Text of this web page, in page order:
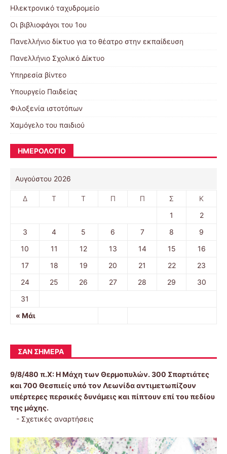
Ηλεκτρονικό ταχυδρομείο
Οι βιβλιοφάγοι του 1ου
Πανελλήνιο δίκτυο για το θέατρο στην εκπαίδευση
Πανελλήνιο Σχολικό Δίκτυο
Υπηρεσία βίντεο
Υπουργείο Παιδείας
Φιλοξενία ιστοτόπων
Χαμόγελο του παιδιού
ΗΜΕΡΟΛΟΓΙΟ
Αυγούστου 2026
Δ Τ Τ Π Π Σ Κ
« Μάι
1
2
3
4 5 6 7 8
9
10
11 12 13 14 15
16
17
18 19 20 21 22
23
24
25 26 27 28 29
30
31
ΣΑΝ ΣΉΜΕΡΑ
9/8/480 π.Χ:Η Μάχη των Θερμοπυλών. 300 Σπαρτιάτες
και 700 Θεσπιείς υπό τον Λεωνίδα αντιμετωπίζουν
υπέρτερες περσικές δυνάμεις και πίπτουν επί του πεδίου
της μάχης.
- Σχετικές αναρτήσεις